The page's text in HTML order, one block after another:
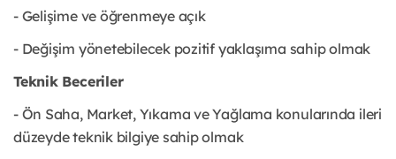
- Gelişime ve öğrenmeye açık
- Değişim yönetebilecek pozitif yaklaşıma sahip olmak
Teknik Beceriler
- Ön Saha, Market, Yıkama ve Yağlama konularında ileri
düzeyde teknik bilgiye sahip olmak